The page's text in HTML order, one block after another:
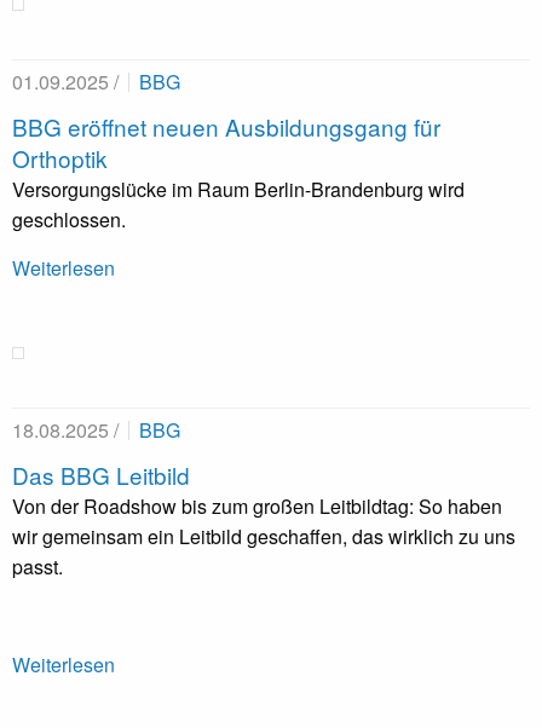
01.09.2025 / BBG
BBG eröffnet neuen Ausbildungsgang für
Orthoptik
Versorgungslücke im Raum Berlin-Brandenburg wird
geschlossen.
Weiterlesen
18.08.2025 / BBG
Das BBG Leitbild
Von der Roadshow bis zum großen Leitbildtag: So haben
wir gemeinsam ein Leitbild geschaffen, das wirklich zu uns
passt.
Weiterlesen